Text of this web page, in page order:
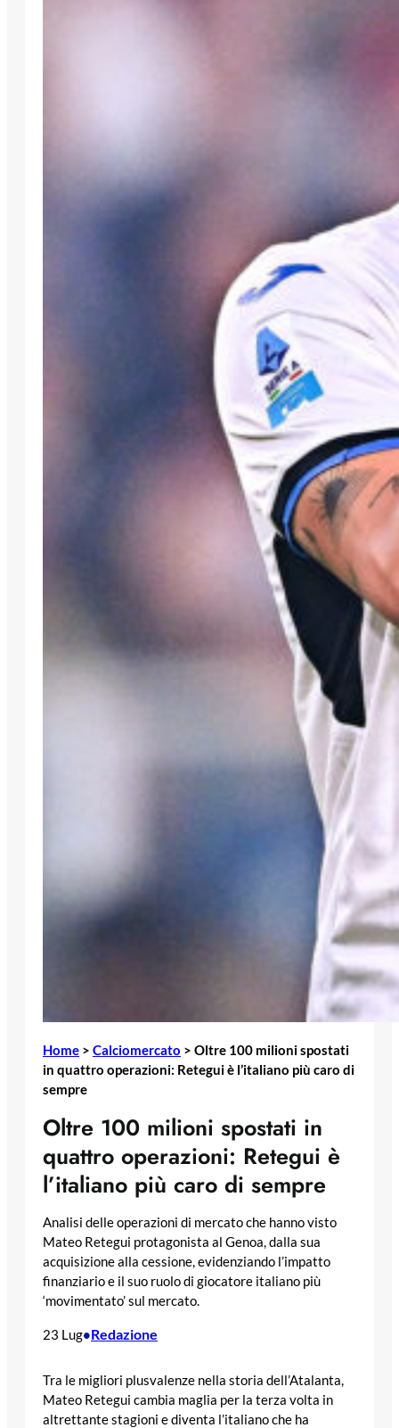
Home > Calciomercato > Oltre 100 milioni spostati
in quattro operazioni: Retegui è l’italiano più caro di
sempre
Oltre 100 milioni spostati in
quattro operazioni: Retegui è
l’italiano più caro di sempre
Analisi delle operazioni di mercato che hanno visto
Mateo Retegui protagonista al Genoa, dalla sua
acquisizione alla cessione, evidenziando l’impatto
finanziario e il suo ruolo di giocatore italiano più
‘movimentato’ sul mercato.
23 Lug•Redazione
Tra le migliori plusvalenze nella storia dell’Atalanta,
Mateo Retegui cambia maglia per la terza volta in
altrettante stagioni e diventa l’italiano che ha